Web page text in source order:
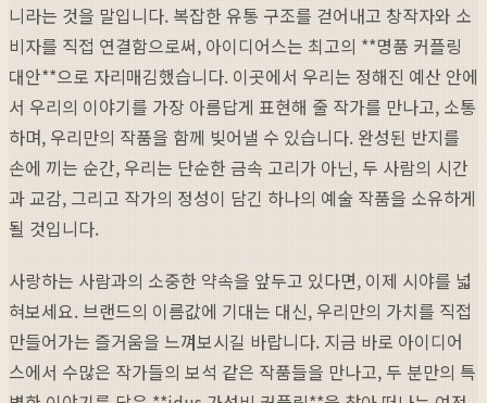
니라는 것을 말입니다. 복잡한 유통 구조를 걷어내고 창작자와 소
비자를 직접 연결함으로써, 아이디어스는 최고의 **명품 커플링
대안**으로 자리매김했습니다. 이곳에서 우리는 정해진 예산 안에
서 우리의 이야기를 가장 아름답게 표현해 줄 작가를 만나고, 소통
하며, 우리만의 작품을 함께 빚어낼 수 있습니다. 완성된 반지를
손에 끼는 순간, 우리는 단순한 금속 고리가 아닌, 두 사람의 시간
과 교감, 그리고 작가의 정성이 담긴 하나의 예술 작품을 소유하게
될 것입니다.
사랑하는 사람과의 소중한 약속을 앞두고 있다면, 이제 시야를 넓
혀보세요. 브랜드의 이름값에 기대는 대신, 우리만의 가치를 직접
만들어가는 즐거움을 느껴보시길 바랍니다. 지금 바로 아이디어
스에서 수많은 작가들의 보석 같은 작품들을 만나고, 두 분만의 특